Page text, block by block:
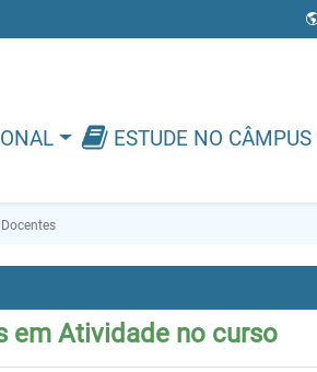
ESTUDE NO CÂMPUS
Docentes
em Atividade no curso